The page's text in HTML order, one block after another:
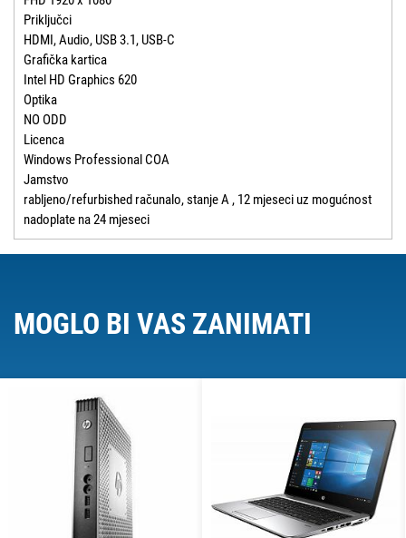
Priključci
HDMI, Audio, USB 3.1, USB-C
Grafička kartica
Intel HD Graphics 620
Optika
NO ODD
Licenca
Windows Professional COA
Jamstvo
rabljeno/refurbished računalo, stanje A , 12 mjeseci uz mogućnost
nadoplate na 24 mjeseci
MOGLO BI VAS ZANIMATI